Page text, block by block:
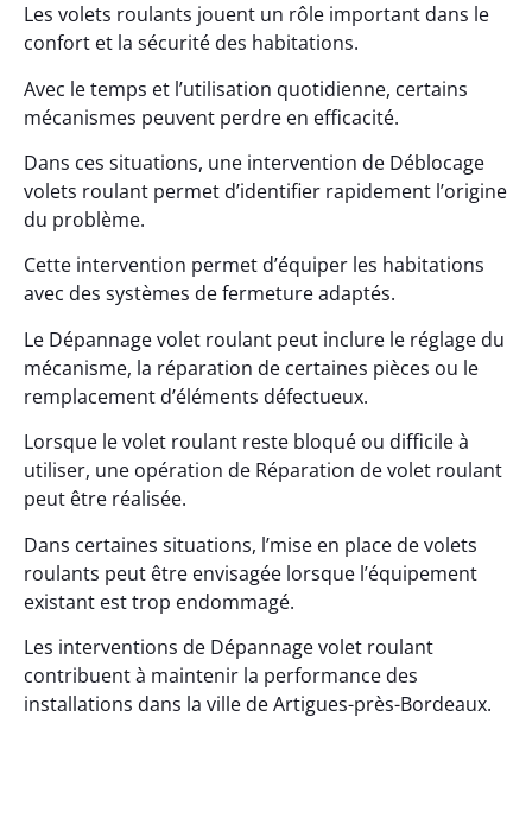
Les volets roulants jouent un rôle important dans le
confort et la sécurité des habitations.
Avec le temps et l’utilisation quotidienne, certains
mécanismes peuvent perdre en efficacité.
Dans ces situations, une intervention de Déblocage
volets roulant permet d’identifier rapidement l’origine
du problème.
Cette intervention permet d’équiper les habitations
avec des systèmes de fermeture adaptés.
Le Dépannage volet roulant peut inclure le réglage du
mécanisme, la réparation de certaines pièces ou le
remplacement d’éléments défectueux.
Lorsque le volet roulant reste bloqué ou difficile à
utiliser, une opération de Réparation de volet roulant
peut être réalisée.
Dans certaines situations, l’mise en place de volets
roulants peut être envisagée lorsque l’équipement
existant est trop endommagé.
Les interventions de Dépannage volet roulant
contribuent à maintenir la performance des
installations dans la ville de Artigues-près-Bordeaux.